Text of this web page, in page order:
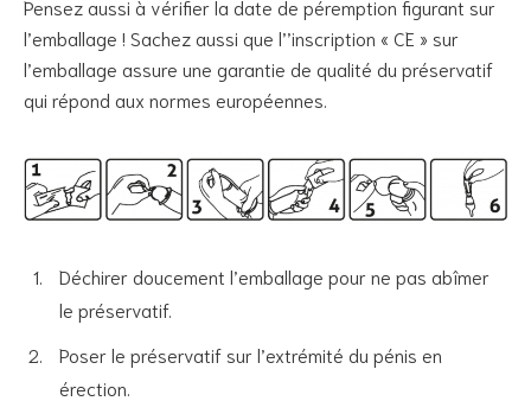
Pensez aussi à vérifier la date de péremption figurant sur
l’emballage ! Sachez aussi que l’’inscription « CE » sur
l’emballage assure une garantie de qualité du préservatif
qui répond aux normes européennes.
Déchirer doucement l’emballage pour ne pas abîmer
le préservatif.
Poser le préservatif sur l’extrémité du pénis en
érection.